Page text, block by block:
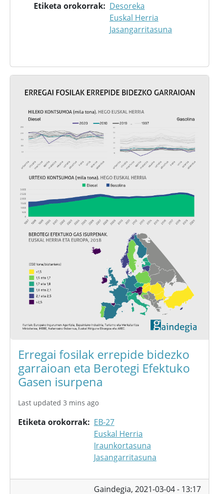
Etiketa orokorrak
Desoreka
Euskal Herria
Jasangarritasuna
Erregai fosilak errepide bidezko
garraioan eta Berotegi Efektuko
Gasen isurpena
Last updated 3 mins ago
Etiketa orokorrak
EB-27
Euskal Herria
Iraunkortasuna
Jasangarritasuna
Gaindegia, 2021-03-04 - 13:17